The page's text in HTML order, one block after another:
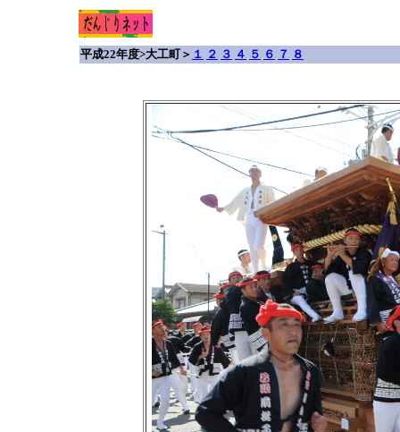
平成22年度>大工町＞ １ ２ ３ ４ ５ ６ ７ ８